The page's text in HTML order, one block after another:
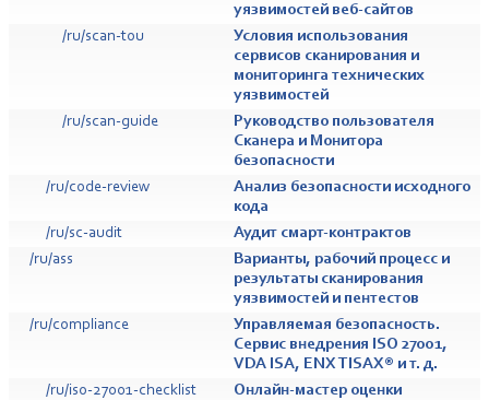
уязвимостей веб-сайтов
/ru/scan-tou
Условия использования
сервисов сканирования и
мониторинга технических
уязвимостей
/ru/scan-guide
Руководство пользователя
Сканера и Монитора
безопасности
/ru/code-review
Анализ безопасности исходного
кода
/ru/sc-audit
Аудит смарт-контрактов
/ru/ass
Варианты, рабочий процесс и
результаты сканирования
уязвимостей и пентестов
/ru/compliance
Управляемая безопасность.
Сервис внедрения ISO 27001,
VDA ISA, ENX TISAX® и т. д.
/ru/iso-27001-checklist
Онлайн-мастер оценки